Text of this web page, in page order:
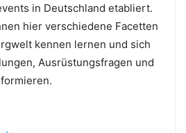
in Deutschland etabliert.
hier verschiedene Facetten
kennen lernen und sich
Ausrüstungsfragen und